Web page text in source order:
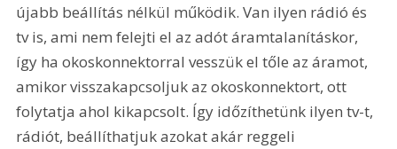
újabb beállítás nélkül működik. Van ilyen rádió és
tv is, ami nem felejti el az adót áramtalanításkor,
így ha okoskonnektorral vesszük el tőle az áramot,
amikor visszakapcsoljuk az okoskonnektort, ott
folytatja ahol kikapcsolt. Így időzíthetünk ilyen tv-t,
rádiót, beállíthatjuk azokat akár reggeli